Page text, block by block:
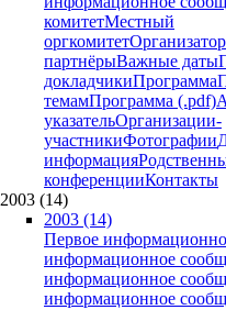
комитетМестный
оргкомитет
партнёрыВажные даты
докладчикиПрограмма
темамПрограмма (.pdf)
указательОрганизации-
участникиФотографии
информация
конференцииКонтакты
2003 (14)
2003 (14)
Первое
информационное
информационное
информационное